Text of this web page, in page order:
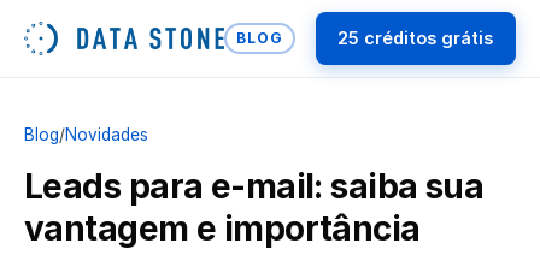
BLOG 25 créditos grátis
Blog/Novidades
Leads para e-mail: saiba sua
vantagem e importânci‌a